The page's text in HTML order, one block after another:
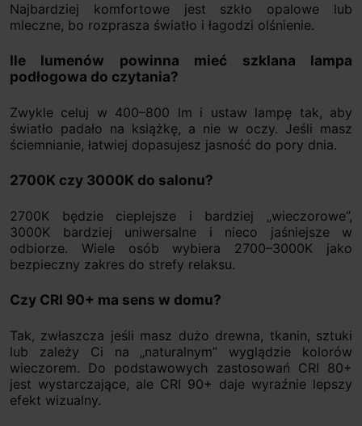
Najbardziej komfortowe jest szkło opalowe lub
mleczne, bo rozprasza światło i łagodzi olśnienie.
Ile lumenów powinna mieć szklana lampa
podłogowa do czytania?
Zwykle celuj w 400–800 lm i ustaw lampę tak, aby
światło padało na książkę, a nie w oczy. Jeśli masz
ściemnianie, łatwiej dopasujesz jasność do pory dnia.
2700K czy 3000K do salonu?
2700K będzie cieplejsze i bardziej „wieczorowe”,
3000K bardziej uniwersalne i nieco jaśniejsze w
odbiorze. Wiele osób wybiera 2700–3000K jako
bezpieczny zakres do strefy relaksu.
Czy CRI 90+ ma sens w domu?
Tak, zwłaszcza jeśli masz dużo drewna, tkanin, sztuki
lub zależy Ci na „naturalnym” wyglądzie kolorów
wieczorem. Do podstawowych zastosowań CRI 80+
jest wystarczające, ale CRI 90+ daje wyraźnie lepszy
efekt wizualny.